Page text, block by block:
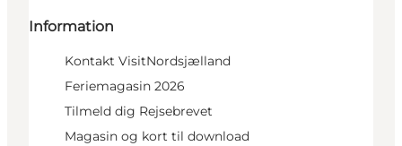
Information
Kontakt VisitNordsjælland
Feriemagasin 2026
Tilmeld dig Rejsebrevet
Magasin og kort til download